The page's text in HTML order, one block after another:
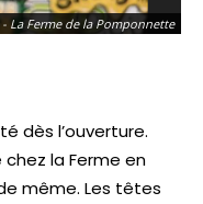
La Ferme de la Pomponnette
dès l’ouverture.
la Ferme en
même. Les têtes